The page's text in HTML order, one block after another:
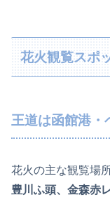
花火観覧スポ
王道は函館港・
花火の主な観覧場
豊川ふ頭、金森赤